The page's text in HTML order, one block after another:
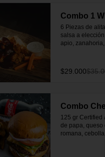
Combo 1
6 Piezas de
salsa a
apio,
$29.000
Combo
125 gr Certified
de papa, queso
romana,
salsa la fiera,
papa en casco